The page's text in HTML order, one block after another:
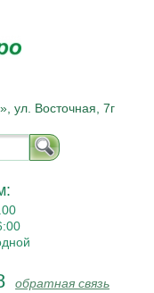
ул. Восточная, 7г
обратная связь